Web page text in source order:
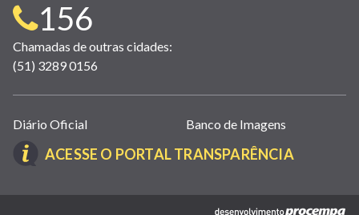
Telefone
para
contato:
156
Chamadas de outras cidades:
(51) 3289 0156
Links
úteis
(abrem
nova
Diário Oficial Banco de Imagens
ACESSE O PORTAL TRANSPARÊNCIA(LINK
EM